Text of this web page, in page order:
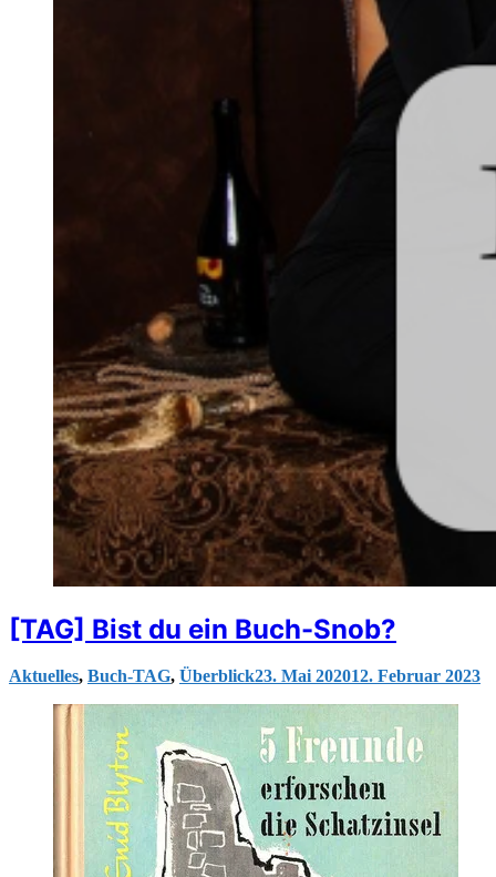
[TAG] Bist du ein Buch-Snob?
Aktuelles, Buch-TAG, Überblick23. Mai 202012. Februar 2023